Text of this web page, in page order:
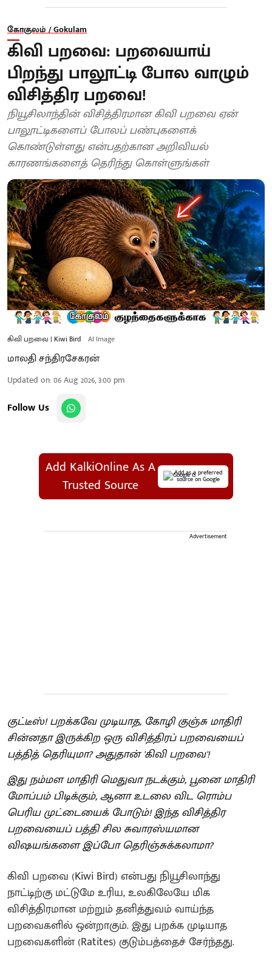
கோகுலம் / Gokulam
கிவி பறவை: பறவையாய்
பிறந்து பாலூட்டி போல வாழும்
விசித்திர பறவை!
நியூசிலாந்தின் விசித்திரமான கிவி பறவை ஏன்
பாலூட்டிகளைப் போலப் பண்புகளைக்
கொண்டுள்ளது என்பதற்கான அறிவியல்
காரணங்களைத் தெரிந்து கொள்ளுங்கள்
கிவி பறவை | Kiwi Bird AI Image
மாலதி சந்திரசேகரன்
Updated on:06 Aug 2026, 3:00 pm
Follow Us
Add KalkiOnline As A
Trusted Source
Add as a preferred
source on Google
Advertisement
குட்டீஸ்! பறக்கவே முடியாத, கோழி குஞ்சு மாதிரி
சின்னதா இருக்கிற ஒரு விசித்திரப் பறவையைப்
பத்தித் தெரியுமா? அதுதான் 'கிவி பறவை'!
இது நம்மள மாதிரி மெதுவா நடக்கும், பூனை மாதிரி
மோப்பம் பிடிக்கும், ஆனா உடலை விட ரொம்ப
பெரிய முட்டையைக் போடும்! இந்த விசித்திர
பறவையைப் பத்தி சில சுவாரஸ்யமான
விஷயங்களை இப்போ தெரிஞ்சுக்கலாமா?
கிவி பறவை (Kiwi Bird) என்பது நியூசிலாந்து
நாட்டிற்கு மட்டுமே உரிய, உலகிலேயே மிக
விசித்திரமான மற்றும் தனித்துவம் வாய்ந்த
பறவைகளில் ஒன்றாகும். இது பறக்க முடியாத
பறவைகளின் (Ratites) குடும்பத்தைச் சேர்ந்தது.